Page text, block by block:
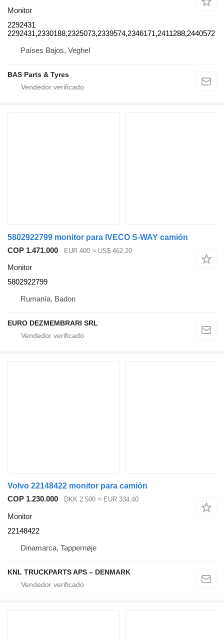
Monitor
2292431
2292431,2330188,2325073,2339574,2346171,2411288,2440572
Países Bajos, Veghel
BAS Parts & Tyres
5802922799 monitor para IVECO S-WAY camión
COP 1.471.000
EUR 400 ≈ US$ 462,20
Monitor
5802922799
Rumanía, Badon
EURO DEZMEMBRARI SRL
Volvo 22148422 monitor para camión
COP 1.230.000
DKK 2.500 ≈ EUR 334,40
Monitor
22148422
Dinamarca, Tappernøje
KNL TRUCKPARTS APS – DENMARK